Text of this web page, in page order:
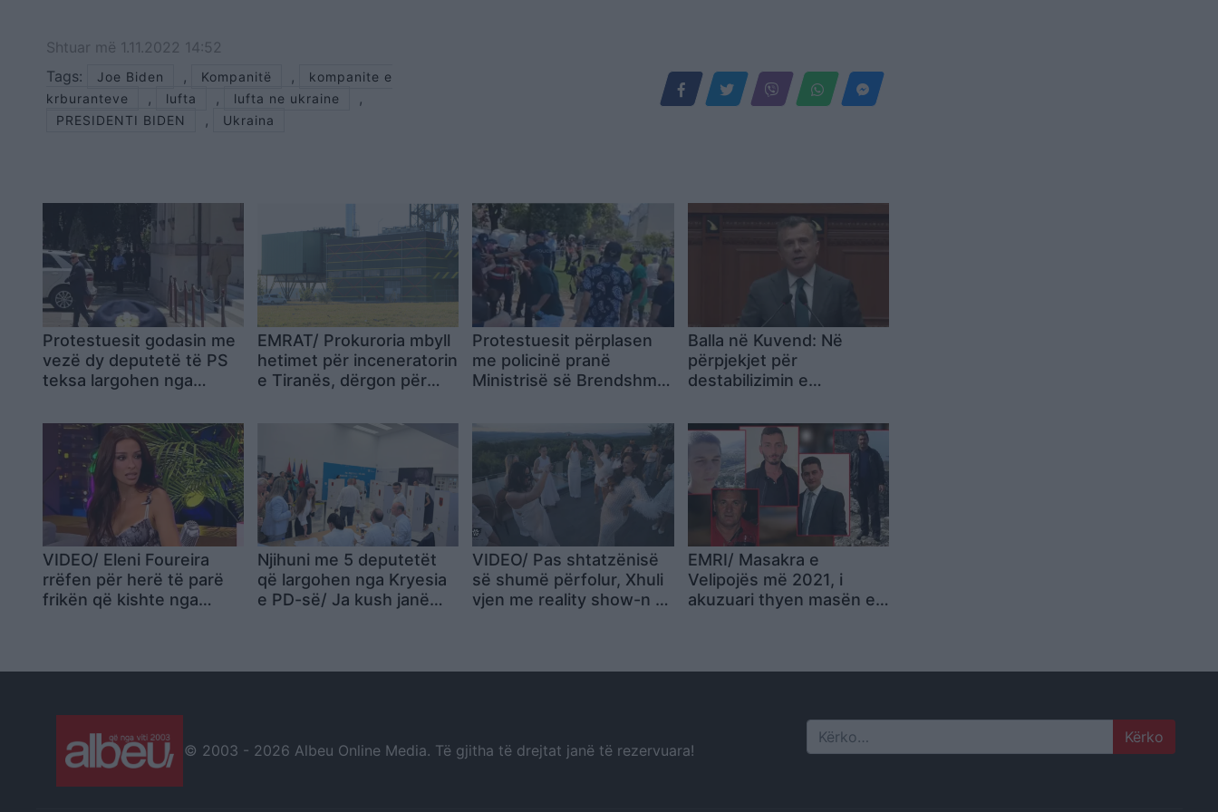
Shtuar më 1.11.2022 14:52
Tags:
Joe Biden , Kompanitë ,
kompanite e
krburanteve
, lufta , lufta ne ukraine ,
PRESIDENTI BIDEN , Ukraina
Protestuesit godasin me
vezë dy deputetë të PS
teksa largohen nga
EMRAT/ Prokuroria mbyll
hetimet për inceneratorin
e Tiranës, dërgon për
Protestuesit përplasen
me policinë pranë
Ministrisë së Brendshme,
metalik: Kjo është rruga
jonë!
Balla në Kuvend: Në
përpjekjet për
destabilizimin e
përfshirë edhe Kremlini,
PD mungoi nga frika e
vezëve
VIDEO/ Eleni Foureira
rrëfen për herë të parë
frikën që kishte nga
Njihuni me 5 deputetët
që largohen nga Kryesia
e PD-së/ Ja kush janë
VIDEO/ Pas shtatzënisë
së shumë përfolur, Xhuli
vjen me reality show-n e
EMRI/ Masakra e
Velipojës më 2021, i
akuzuari thyen masën e
© 2003 - 2026 Albeu Online Media. Të gjitha të drejtat janë të rezervuara! Search